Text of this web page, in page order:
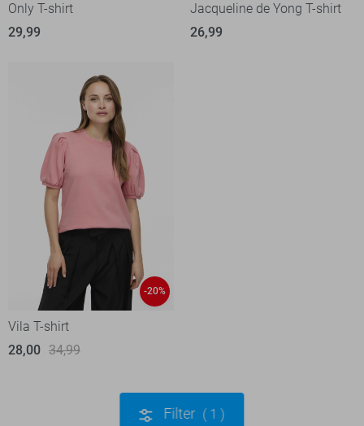
Only T-shirt
29,99
Jacqueline de Yong T-shirt
26,99
-20%
Vila T-shirt
28,00 34,99
Filter 1